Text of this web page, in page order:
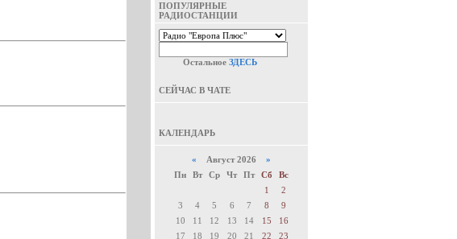
ПОПУЛЯРНЫЕ
РАДИОСТАНЦИИ
Остальное ЗДЕСЬ
СЕЙЧАС В ЧАТЕ
КАЛЕНДАРЬ
« Август 2026 »
Пн
Вт Ср Чт Пт Сб
Вс
1
2
3
4 5 6 7 8
9
10
11 12 13 14 15
16
17
18 19 20 21 22
23